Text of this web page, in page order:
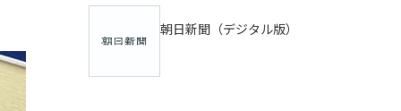
朝日新聞（デジタル版）